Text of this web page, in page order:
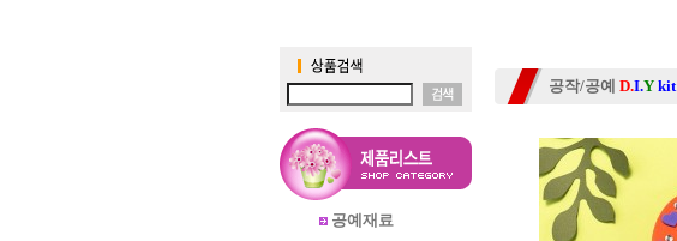
공예재료
공작/공예 D.I.Ykit